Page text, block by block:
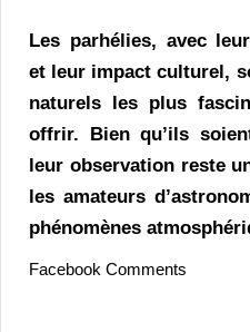
Les parhélies, avec
et leur impact culturel,
naturels les plus
offrir. Bien qu’ils
leur observation reste
les amateurs
phénomènes
Facebook Comments